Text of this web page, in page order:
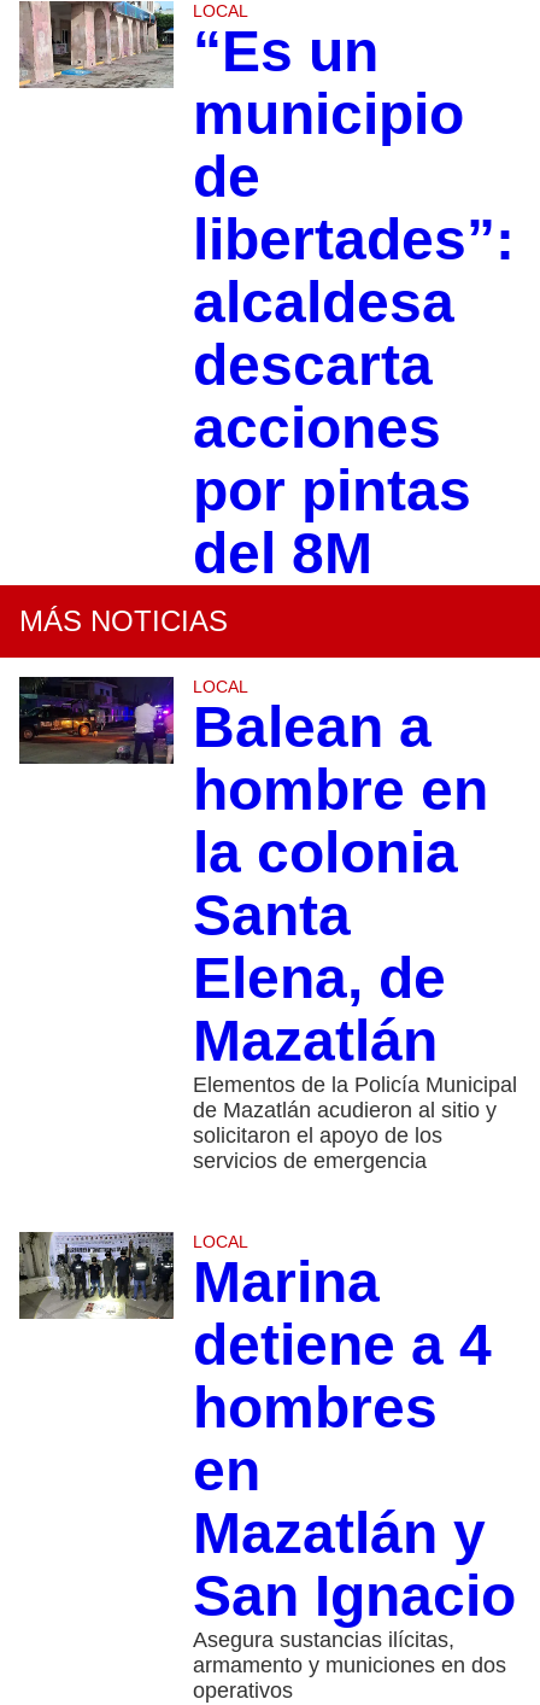
LOCAL
“Es un
municipio
de
libertades”:
alcaldesa
descarta
acciones
por pintas
del 8M
MÁS NOTICIAS
LOCAL
Balean a
hombre en
la colonia
Santa
Elena, de
Mazatlán
Elementos de la Policía Municipal
de Mazatlán acudieron al sitio y
solicitaron el apoyo de los
servicios de emergencia
LOCAL
Marina
detiene a 4
hombres
en
Mazatlán y
San Ignacio
Asegura sustancias ilícitas,
armamento y municiones en dos
operativos